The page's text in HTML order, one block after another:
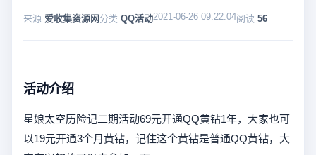
来源 爱收集资源网 分类 QQ活动2021-06-26 09:22:04阅读 56
活动介绍
星娘太空历险记二期活动69元开通QQ黄钻1年，大家也可
以19元开通3个月黄钻，记住这个黄钻是普通QQ黄钻，大